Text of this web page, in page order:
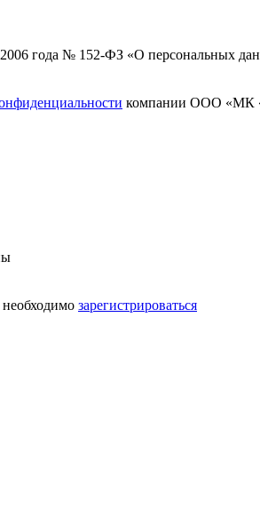
года № 152-ФЗ «О персональных
компании ООО «МК
зарегистрироваться